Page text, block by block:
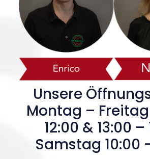
Unsere
Montag – Freitag
12:00 & 13:00 –
Samstag 10:00